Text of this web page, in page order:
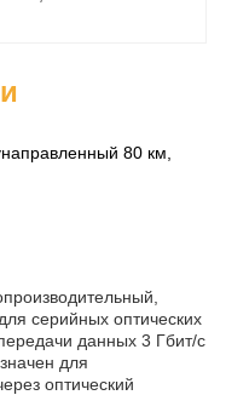
80 км,
серийных оптических
данных 3 Гбит/с
для
оптический